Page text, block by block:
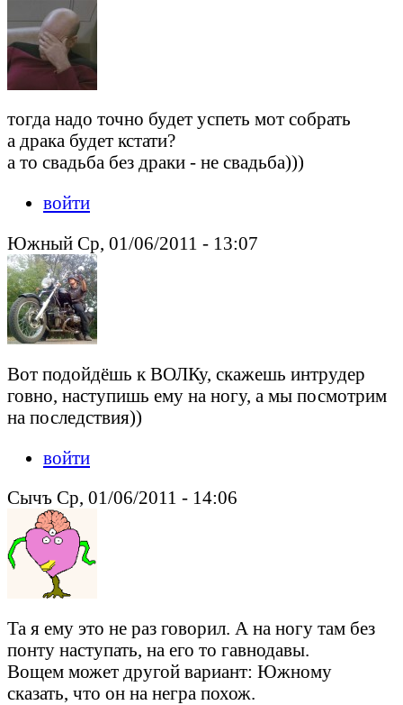
тогда надо точно будет успеть мот собрать
а драка будет кстати?
а то свадьба без драки - не свадьба)))
войти
Южный Ср, 01/06/2011 - 13:07
Вот подойдёшь к ВОЛКу, скажешь интрудер
говно, наступишь ему на ногу, а мы посмотрим
на последствия))
войти
Сычъ Ср, 01/06/2011 - 14:06
Та я ему это не раз говорил. А на ногу там без
понту наступать, на его то гавнодавы.
Вощем может другой вариант: Южному
сказать, что он на негра похож.